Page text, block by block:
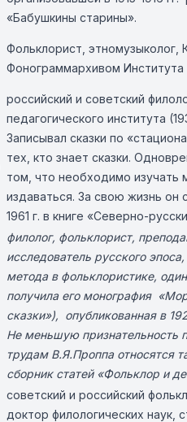
«Бабушкины старины».
Фольклорист,
Фонограммархивом
российский и советский
педагогического института
Записывал сказки по
тех, кто знает сказки.
том, что необходимо изучать
издаваться. За свою жизнь он
1961 г. в книге «Северно-
филолог, фольклорист,
исследователь русского
метода в фольклористике,
получила его монография
сказки»), опубликованная в
Не меньшую признательность
трудам В.Я.Проппа относятся
сборник статей «Фольклор и
советский и российский
доктор филологических наук,